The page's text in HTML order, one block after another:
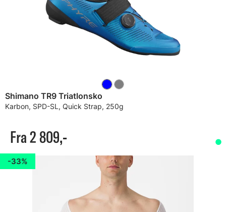
Shimano TR9 Triatlonsko
Karbon, SPD-SL, Quick Strap, 250g
Fra 2 809,-
33%